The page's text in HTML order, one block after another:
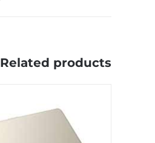
Related products